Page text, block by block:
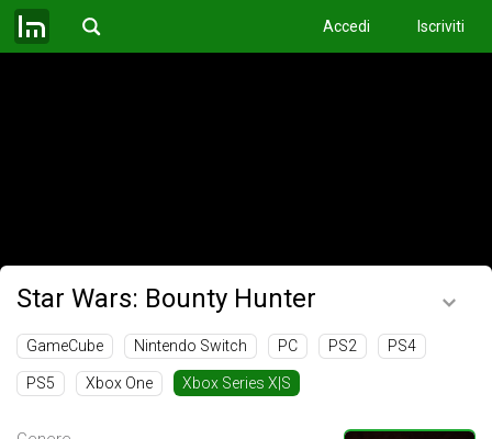
Accedi Iscriviti
Star Wars: Bounty Hunter
GameCube Nintendo Switch PC PS2 PS4
PS5 Xbox One Xbox Series X|S